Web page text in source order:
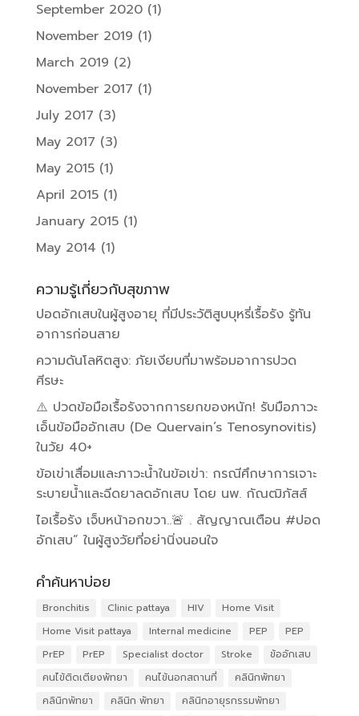
September 2020(1)
November 2019 (1)
March 2019 (2)
November 2017 (1)
July 2017 (3)
May 2017 (3)
May 2015(1)
April 2015(1)
January 2015(1)
May 2014 (1)
ความรู้เกี่ยวกับสุขภาพ
ปอดอักเสบในผู้สูงอายุ ที่มีประวัติสูบบุหรี่เรื้อรัง รู้ทัน
อาการก่อนสาย
ความดันโลหิตสูง: ภัยเงียบที่มาพร้อมอาการปวด
ศีรษะ
⚠️ ปวดข้อมือเรื้อรังจากการยกของหนัก! รับมือภาวะ
เอ็นข้อมืออักเสบ (De Quervain’s Tenosynovitis)
ในวัย 40+
ข้อเข่าเสื่อมและภาวะน้ำในข้อเข่า: กรณีศึกษาการเจาะ
ระบายน้ำและฉีดยาลดอักเสบ โดย นพ. กัณฒิภัสส์
ไอเรื้อรัง เจ็บหน้าอกขวา..🚨 . สัญญาณเตือน #ปอด
อักเสบ” ในผู้สูงวัยที่อย่านิ่งนอนใจ
คำค้นหาบ่อย
Bronchitis Clinic pattaya HIV
Home Visit
Home Visit pattaya
Internal medicine PEP
PEP
PrEP
PrEP Specialist doctor Stroke
ข้ออักเสบ
คนไข้ติดเตียงพัทยา
คนไข้นอกสถานที่
คลินิกพัทยา
คลินิกพัทยา
คลินิก พัทยา
คลินิกอายุรกรรมพัทยา